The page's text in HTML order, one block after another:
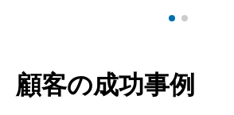
顧客の成功事例